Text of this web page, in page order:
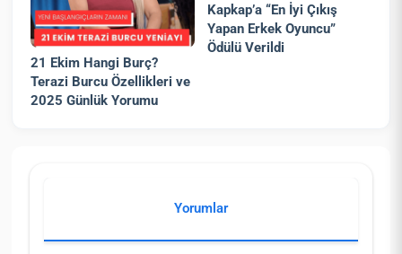
21 Ekim Hangi Burç?
Terazi Burcu Özellikleri ve
2025 Günlük Yorumu
Kapkap’a “En İyi Çıkış
Yapan Erkek Oyuncu”
Ödülü Verildi
Yorumlar